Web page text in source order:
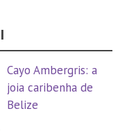
Cayo Ambergris: a
joia caribenha de
Belize